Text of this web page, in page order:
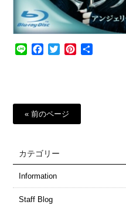
Line Facebook
TwitterPinterest
« 前のページ
カテゴリー
Information
Staff Blog